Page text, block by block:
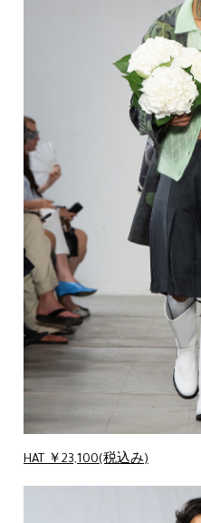
HAT ￥23,100(税込み)